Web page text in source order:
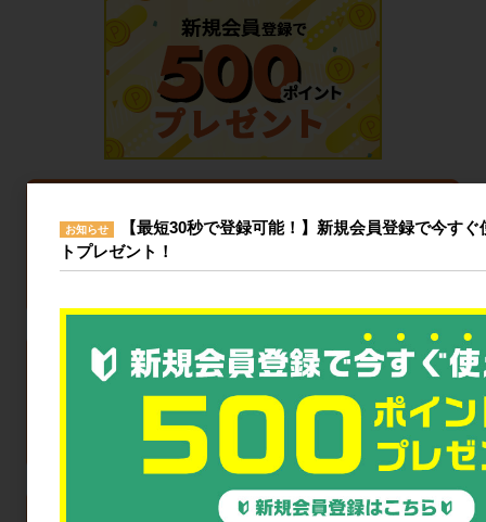
お知らせ
【最短30秒で登録可能！】新規会員登録で今す
トプレゼント！